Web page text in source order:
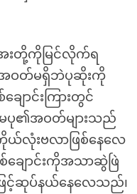
ေးတို့ကိုမြင်လိုက်ရ
အဝတ်မရှိဘဲပုဆိုးကို
ောင်းကြားတွင်
ပု၏အဝတ်များသည်
လုံးဗလာဖြစ်နေလေ
ျောင်းကိုအသာဆွဲဖြဲ
င့်ဆုပ်နယ်နေလေသည်၊